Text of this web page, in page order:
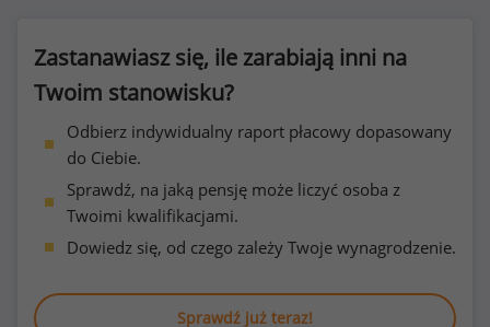
Zastanawiasz się, ile zarabiają inni na
Twoim stanowisku?
Odbierz indywidualny raport płacowy dopasowany
do Ciebie.
Sprawdź, na jaką pensję może liczyć osoba z
Twoimi kwalifikacjami.
Dowiedz się, od czego zależy Twoje wynagrodzenie.
Sprawdź już teraz!